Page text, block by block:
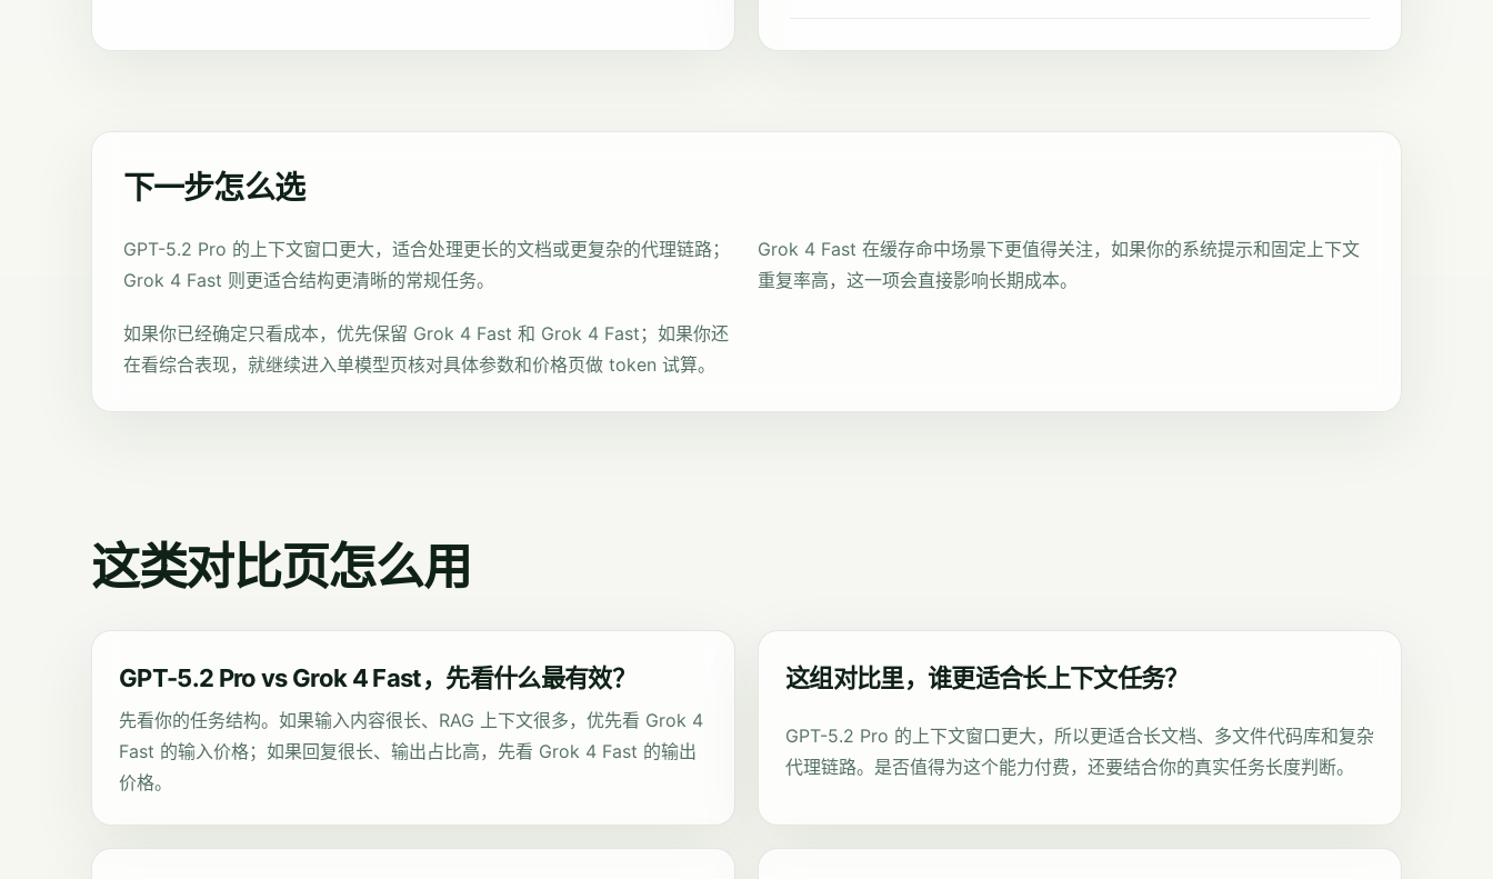
下一步怎么选
GPT-5.2 Pro 的上下文窗口更大，适合处理更长的文档或更复杂的代理链路；
Grok 4 Fast 则更适合结构更清晰的常规任务。
Grok 4 Fast 在缓存命中场景下更值得关注，如果你的系统提示和固定上下文
重复率高，这一项会直接影响长期成本。
如果你已经确定只看成本，优先保留 Grok 4 Fast 和 Grok 4 Fast；如果你还
在看综合表现，就继续进入单模型页核对具体参数和价格页做 token 试算。
这类对比页怎么用
GPT-5.2 Pro vs Grok 4 Fast，先看什么最有效？
先看你的任务结构。如果输入内容很长、RAG 上下文很多，优先看 Grok 4
Fast 的输入价格；如果回复很长、输出占比高，先看 Grok 4 Fast 的输出
价格。
这组对比里，谁更适合长上下文任务？
GPT-5.2 Pro 的上下文窗口更大，所以更适合长文档、多文件代码库和复杂
代理链路。是否值得为这个能力付费，还要结合你的真实任务长度判断。